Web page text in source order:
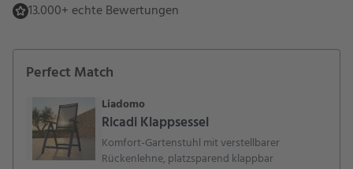
13.000+ echte Bewertungen
Perfect Match
Liadomo
Ricadi Klappsessel
Komfort-Gartenstuhl mit verstellbarer
Rückenlehne, platzsparend klappbar